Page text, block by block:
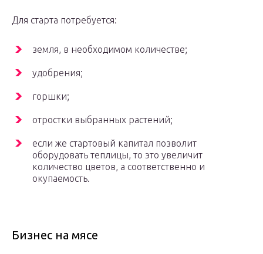
Для старта потребуется:
земля, в необходимом количестве;
удобрения;
горшки;
отростки выбранных растений;
если же стартовый капитал позволит
оборудовать теплицы, то это увеличит
количество цветов, а соответственно и
окупаемость.
Бизнес на мясе